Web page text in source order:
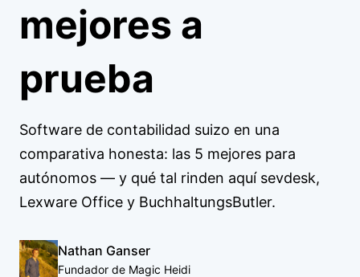
mejores a
prueba
Software de contabilidad suizo en una
comparativa honesta: las 5 mejores para
autónomos — y qué tal rinden aquí sevdesk,
Lexware Office y BuchhaltungsButler.
Nathan Ganser
Fundador de Magic Heidi